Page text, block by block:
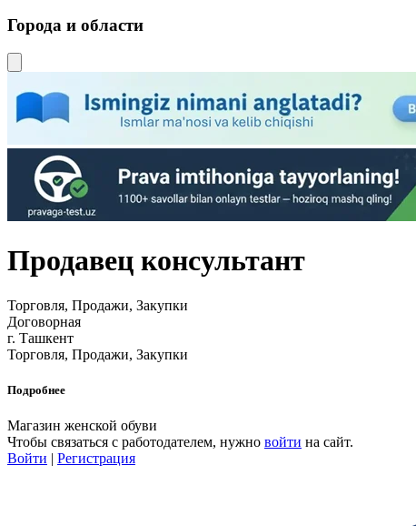
Города и области
Продавец консультант
Торговля, Продажи, Закупки
Договорная
г. Ташкент
Торговля, Продажи, Закупки
Подробнее
Магазин женской обуви
Чтобы связаться с работодателем, нужно войти на сайт.
Войти | Регистрация